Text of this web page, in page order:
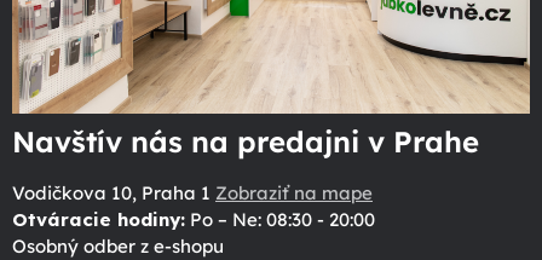
Navštív nás na predajni v Prahe
Vodičkova 10, Praha 1 Zobraziť na mape
Otváracie hodiny: Po – Ne: 08:30 - 20:00
Osobný odber z e-shopu